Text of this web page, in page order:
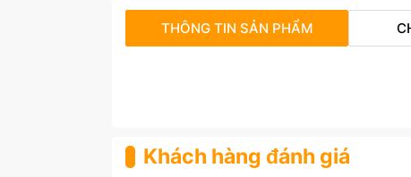
THÔNG TIN SẢN PHẨM
Khách hàng đánh giá